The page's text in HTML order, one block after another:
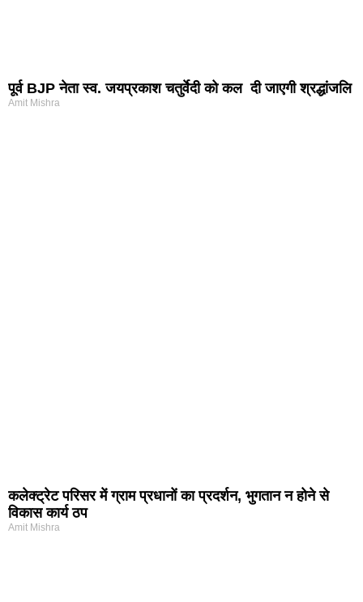
पूर्व BJP नेता स्व. जयप्रकाश चतुर्वेदी को कल दी जाएगी श्रद्धांजलि
Amit Mishra
कलेक्ट्रेट परिसर में ग्राम प्रधानों का प्रदर्शन, भुगतान न होने से
विकास कार्य ठप
Amit Mishra